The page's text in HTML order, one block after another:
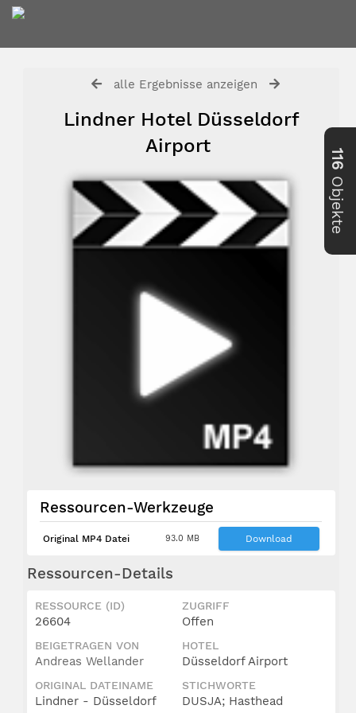
alle Ergebnisse anzeigen
Lindner Hotel Düsseldorf
Airport
Ressourcen-Werkzeuge
Original MP4 Datei 93.0 MB Download
Ressourcen-Details
RESSOURCE (ID)
26604
ZUGRIFF
Offen
BEIGETRAGEN VON
Andreas Wellander
HOTEL
Düsseldorf Airport
ORIGINAL DATEINAME
Lindner - Düsseldorf
STICHWORTE
DUSJA; Hasthead
116
Objekte